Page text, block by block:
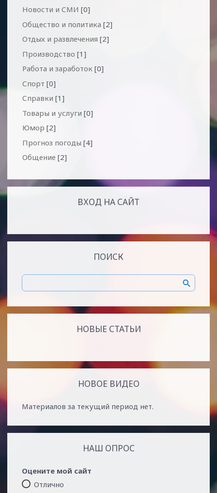
Новости и СМИ [0]
Общество и политика [2]
Отдых и развлечения [2]
Производство [1]
Работа и заработок [0]
Спорт [0]
Справки [1]
Товары и услуги [0]
Юмор [2]
Прогноз погоды [4]
Общение [2]
ВХОД НА САЙТ
ПОИСК
НОВЫЕ СТАТЬИ
НОВОЕ ВИДЕО
Материалов за текущий период нет.
НАШ ОПРОС
Оцените мой сайт
Отлично